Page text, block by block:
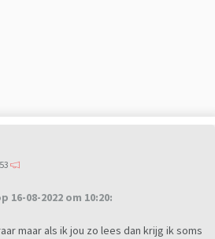
na die tijd) in haar gedrag kwam
nodig was.
Ja en nee. Ik heb mijn best gedaan
haar geen druk op te leggen. Is dat
08-2022 om 10:20:
maar als ik jou zo lees dan krijg ik soms